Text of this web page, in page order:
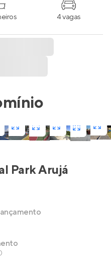
4 vagas
Park Arujá